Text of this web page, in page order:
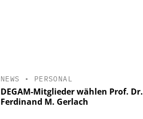
NEWS • PERSONAL
DEGAM-Mitglieder wählen Prof. Dr.
Ferdinand M. Gerlach